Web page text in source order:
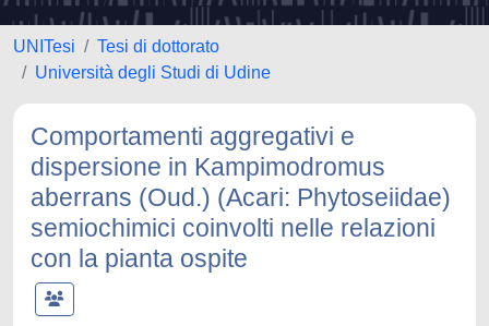
UNITesi
Tesi di dottorato
Università degli Studi di Udine
Comportamenti aggregativi e
dispersione in Kampimodromus
aberrans (Oud.) (Acari: Phytoseiidae)
semiochimici coinvolti nelle relazioni
con la pianta ospite